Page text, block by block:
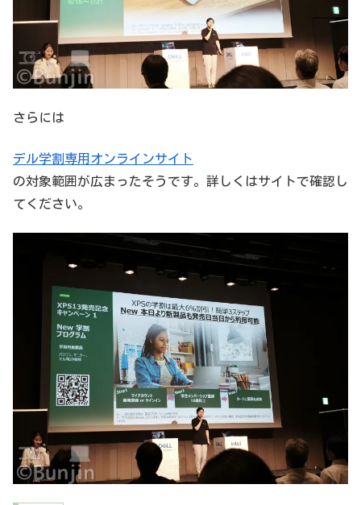
さらには
デル学割専用オンラインサイト
の対象範囲が広まったそうです。詳しくはサイトで確認し
てください。